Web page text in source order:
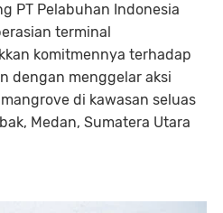
PT Pelabuhan Indonesia
terminal
komitmennya terhadap
dengan menggelar aksi
di kawasan seluas
Medan, Sumatera Utara